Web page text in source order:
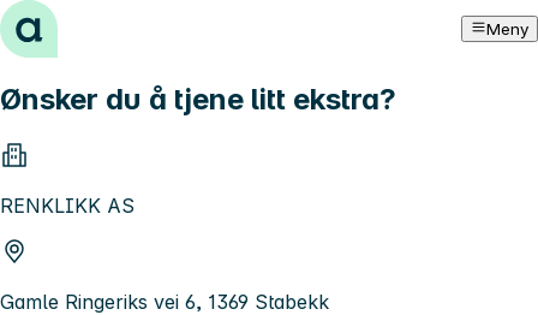
Hopp til innhold Meny
Ønsker du å tjene litt ekstra?
RENKLIKK AS
Gamle Ringeriks vei 6, 1369 Stabekk